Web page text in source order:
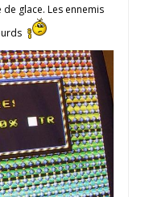
glace. Les ennemis